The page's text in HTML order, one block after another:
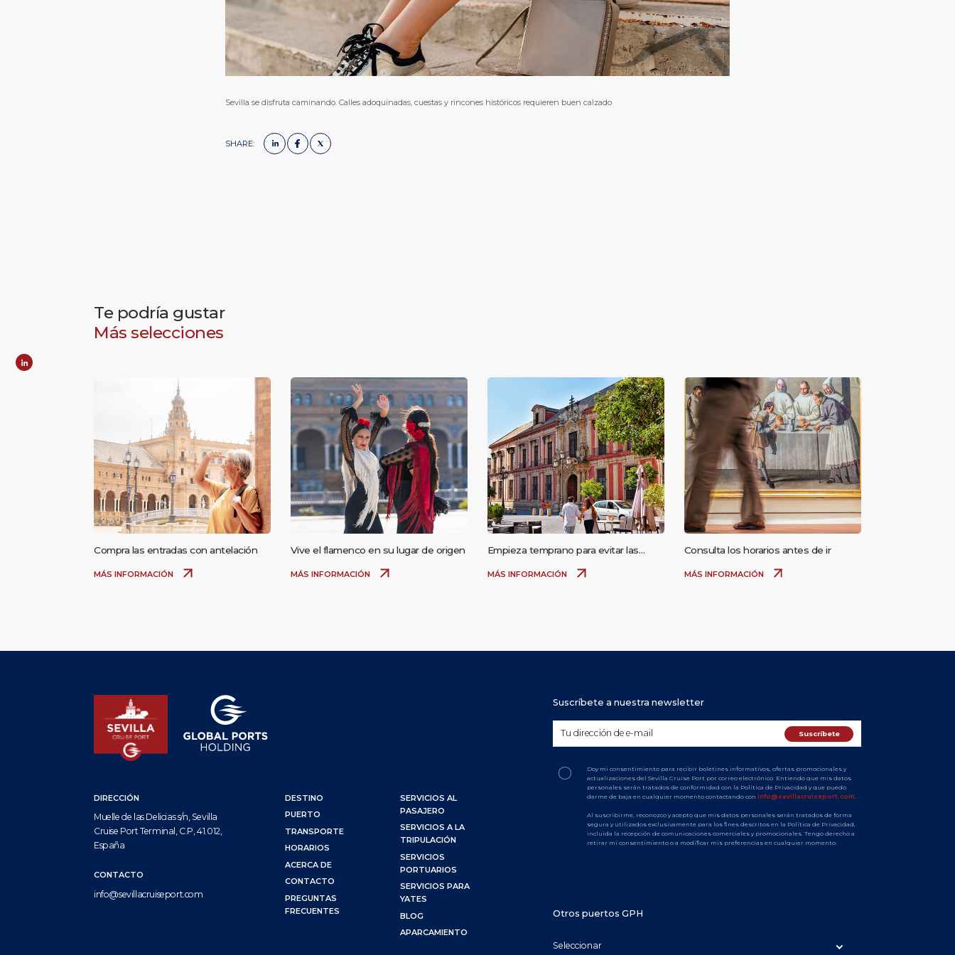
Sevilla se disfruta caminando. Calles adoquinadas, cuestas y rincones históricos requieren buen calzado
SHARE:
Te podría gustar
Más selecciones
Compra las entradas con antelación
MÁS INFORMACIÓN
Vive el flamenco en su lugar de origen
MÁS INFORMACIÓN
Empieza temprano para evitar las
MÁS INFORMACIÓN
Consulta los horarios antes de ir
MÁS INFORMACIÓN
DIRECCIÓN
Muelle de las Delicias s/n, Sevilla
Cruise Port Terminal, C.P, 41.012,
España
CONTACTO
info@sevillacruiseport.com
DESTINO
PUERTO
TRANSPORTE
HORARIOS
ACERCA DE
CONTACTO
PREGUNTAS
FRECUENTES
SERVICIOS AL
PASAJERO
SERVICIOS A LA
TRIPULACIÓN
SERVICIOS
PORTUARIOS
SERVICIOS PARA
YATES
BLOG
APARCAMIENTO
Suscríbete a nuestra newsletter
Doy mi consentimiento para recibir boletines informativos, ofertas promocionales y
actualizaciones del Sevilla Cruise Port por correo electrónico. Entiendo que mis datos
personales serán tratados de conformidad con la Política de Privacidad y que puedo
darme de baja en cualquier momento contactando coninfo@sevillacruiseport.com
Al suscribirme, reconozco y acepto que mis datos personales serán tratados de forma
segura y utilizados exclusivamente para los fines descritos en la Política de Privacidad,
incluida la recepción de comunicaciones comerciales y promocionales. Tengo derecho a
retirar mi consentimiento o a modificar mis preferencias en cualquier momento.
Otros puertos GPH
Seleccionar